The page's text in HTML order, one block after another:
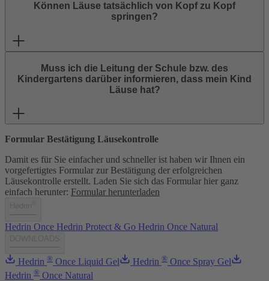
Können Läuse tatsächlich von Kopf zu Kopf
springen?
Muss ich die Leitung der Schule bzw. des
Kindergartens darüber informieren, dass mein Kind
Läuse hat?
Formular Bestätigung Läusekontrolle
Damit es für Sie einfacher und schneller ist haben wir Ihnen ein
vorgefertigtes Formular zur Bestätigung der erfolgreichen
Läusekontrolle erstellt. Laden Sie sich das Formular hier ganz
einfach herunter: Formular herunterladen
Hedrin Once Hedrin Protect & Go Hedrin Once Natural
Hedrin ® Once Liquid Gel Hedrin ® Once Spray Gel
Hedrin ® Once Natural